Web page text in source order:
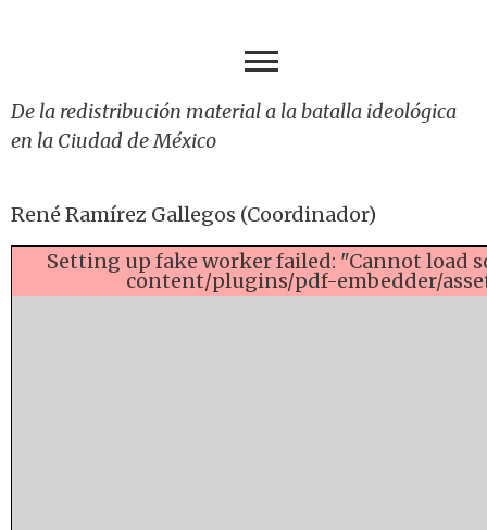
De la redistribución material a la batalla ideológica
en la Ciudad de México
René Ramírez Gallegos (Coordinador)
Setting up fake worker failed: "Cannot load
content/plugins/pdf-embedder/